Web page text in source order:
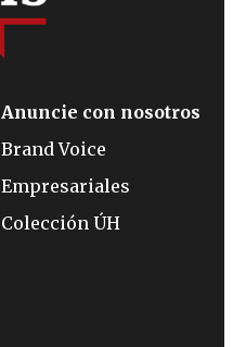
Anuncie con nosotros
Brand Voice
Empresariales
Colección ÚH